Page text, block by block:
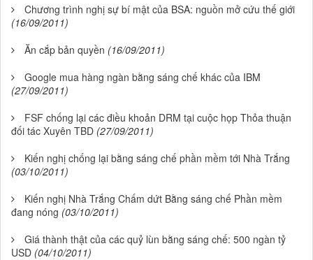
Chương trình nghị sự bí mật của BSA: nguồn mở cứu thế giới
(16/09/2011)
Ăn cắp bản quyền (16/09/2011)
Google mua hàng ngàn bằng sáng chế khác của IBM
(27/09/2011)
FSF chống lại các điều khoản DRM tại cuộc họp Thỏa thuận
đối tác Xuyên TBD (27/09/2011)
Kiến nghị chống lại bằng sáng chế phần mềm tới Nhà Trắng
(03/10/2011)
Kiến nghị Nhà Trắng Chấm dứt Bằng sáng chế Phần mềm
đang nóng (03/10/2011)
Giá thành thật của các quỷ lùn bằng sáng chế: 500 ngàn tỷ
USD (04/10/2011)